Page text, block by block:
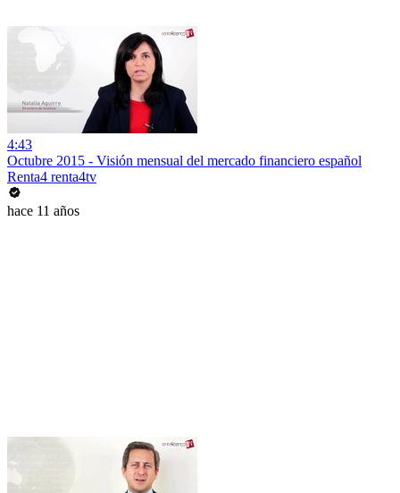
4:43
Octubre 2015 - Visión mensual del mercado financiero español
Renta4 renta4tv
hace 11 años